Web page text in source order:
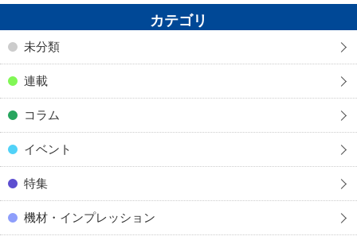
カテゴリ
未分類
連載
コラム
イベント
特集
機材・インプレッション